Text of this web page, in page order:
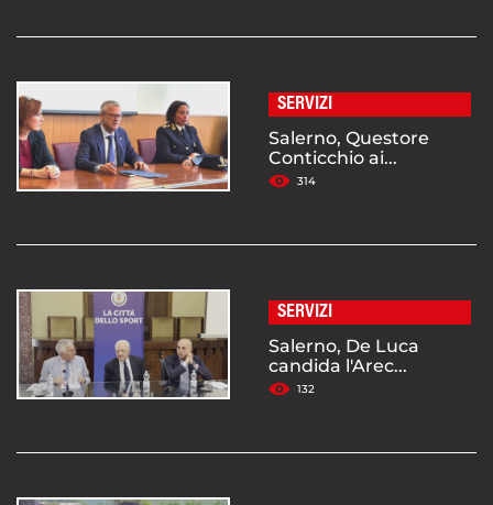
SERVIZI
Salerno, Questore
Conticchio ai...
314
SERVIZI
Salerno, De Luca
candida l'Arec...
132